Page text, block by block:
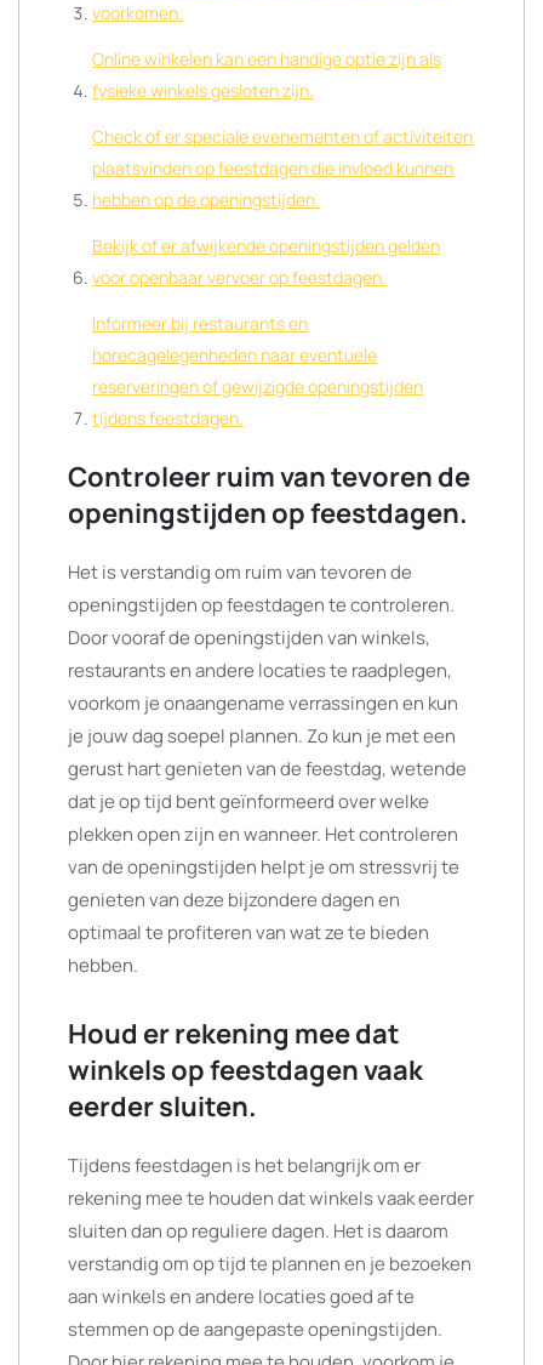
voorkomen.
Online winkelen kan een handige optie zijn als
fysieke winkels gesloten zijn.
Check of er speciale evenementen of activiteiten
plaatsvinden op feestdagen die invloed kunnen
hebben op de openingstijden.
Bekijk of er afwijkende openingstijden gelden
voor openbaar vervoer op feestdagen.
Informeer bij restaurants en
horecagelegenheden naar eventuele
reserveringen of gewijzigde openingstijden
tijdens feestdagen.
Controleer ruim van tevoren de
openingstijden op feestdagen.
Het is verstandig om ruim van tevoren de
openingstijden op feestdagen te controleren.
Door vooraf de openingstijden van winkels,
restaurants en andere locaties te raadplegen,
voorkom je onaangename verrassingen en kun
je jouw dag soepel plannen. Zo kun je met een
gerust hart genieten van de feestdag, wetende
dat je op tijd bent geïnformeerd over welke
plekken open zijn en wanneer. Het controleren
van de openingstijden helpt je om stressvrij te
genieten van deze bijzondere dagen en
optimaal te profiteren van wat ze te bieden
hebben.
Houd er rekening mee dat
winkels op feestdagen vaak
eerder sluiten.
Tijdens feestdagen is het belangrijk om er
rekening mee te houden dat winkels vaak eerder
sluiten dan op reguliere dagen. Het is daarom
verstandig om op tijd te plannen en je bezoeken
aan winkels en andere locaties goed af te
stemmen op de aangepaste openingstijden.